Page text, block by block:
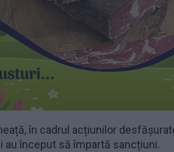
în cadrul acțiunilor
au început să împartă sancțiuni.